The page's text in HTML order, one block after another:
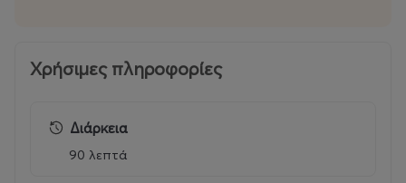
Χρήσιμες πληροφορίες
Διάρκεια
90 λεπτά